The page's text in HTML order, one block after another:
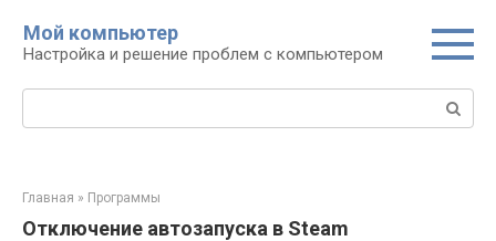
контенту
Мой компьютер
Настройка и решение проблем с компьютером
Поиск:
Главная » Программы
Отключение автозапуска в Steam